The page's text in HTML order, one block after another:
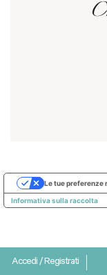
Accedi/Registrati
Informativa sulla raccolta
Le tue preferenze